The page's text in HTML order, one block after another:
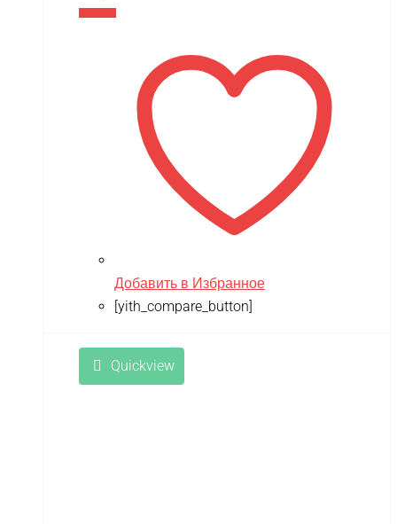
Добавить в Избранное
[yith_compare_button]
Quickview